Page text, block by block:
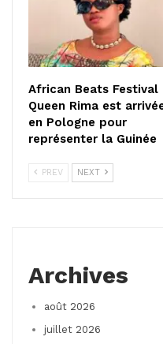
African Beats Festival
Queen Rima est
en Pologne pour
représenter la Guinée
PREV NEXT
Archives
août 2026
juillet 2026